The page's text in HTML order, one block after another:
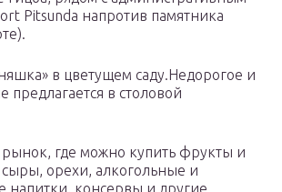
Pitsunda напротив памятника
в цветущем саду.Недорогое и
предлагается в столовой
где можно купить фрукты и
орехи, алкогольные и
напитки, консервы и другие